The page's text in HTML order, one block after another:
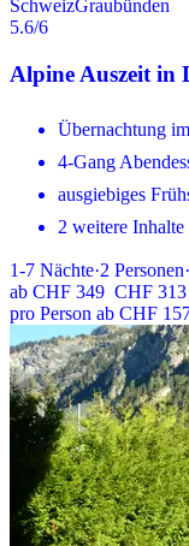
SchweizGraubünden
5.6/6
Alpine Auszeit in
Übernachtung
4-Gang
ausgiebiges
2 weitere Inhalte
1-7 Nächte·2 Personen·
ab CHF 349 CHF 313
pro Person ab CHF